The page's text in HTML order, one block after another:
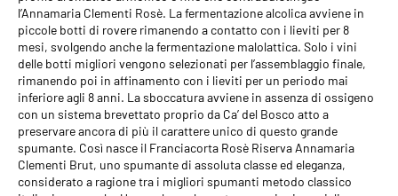
l’Annamaria Clementi Rosè. La fermentazione alcolica avviene in
piccole botti di rovere rimanendo a contatto con i lieviti per 8
mesi, svolgendo anche la fermentazione malolattica. Solo i vini
delle botti migliori vengono selezionati per l’assemblaggio finale,
rimanendo poi in affinamento con i lieviti per un periodo mai
inferiore agli 8 anni. La sboccatura avviene in assenza di ossigeno
con un sistema brevettato proprio da Ca’ del Bosco atto a
preservare ancora di più il carattere unico di questo grande
spumante. Così nasce il Franciacorta Rosè Riserva Annamaria
Clementi Brut, uno spumante di assoluta classe ed eleganza,
considerato a ragione tra i migliori spumanti metodo classico